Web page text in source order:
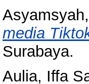
media
Surabaya.
Aulia, Iffa